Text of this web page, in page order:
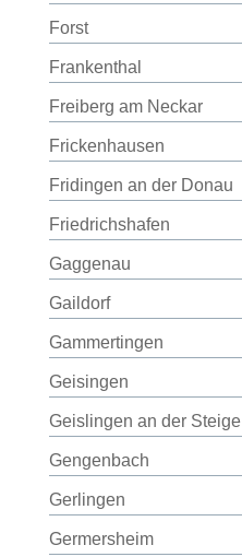
Forst
Frankenthal
Freiberg am Neckar
Frickenhausen
Fridingen an der Donau
Friedrichshafen
Gaggenau
Gaildorf
Gammertingen
Geisingen
Geislingen an der Steige
Gengenbach
Gerlingen
Germersheim